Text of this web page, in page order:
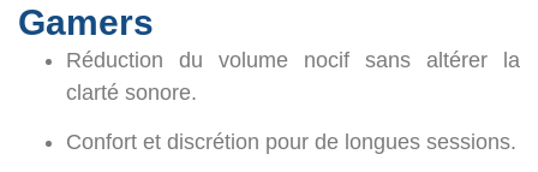
Gamers
Réduction du volume nocif sans altérer la
clarté sonore.
Confort et discrétion pour de longues sessions.